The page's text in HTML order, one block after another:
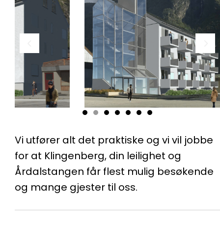
Vi utfører alt det praktiske og vi vil jobbe
for at Klingenberg, din leilighet og
Årdalstangen får flest mulig besøkende
og mange gjester til oss.